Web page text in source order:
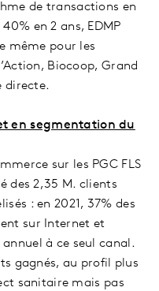
de transactions en
en 2 ans, EDMP
même pour les
Biocoop, Grand
directe.
en segmentation du
sur les PGC FLS
des 2,35 M. clients
: en 2021, 37% des
sur Internet et
à ce seul canal.
gagnés, au profil plus
sanitaire mais pas